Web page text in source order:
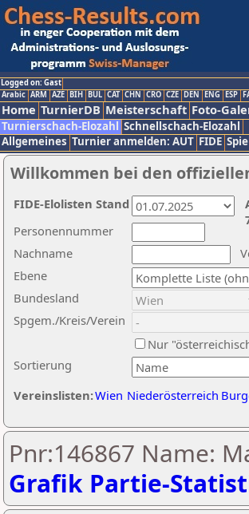
Logged on: Gast
Arabic ARM AZE BIH BUL CAT CHN CRO CZE DEN ENG ESP
Home TurnierDB Meisterschaft Foto-
Turnierschach-Elozahl Schnellschach-Elozahl
Allgemeines Turnier anmelden: AUT FIDE
Willkommen bei den
Nachname
Ebene
Sortierung
Personennummer
Bundesland
Spgem./Kreis/Verein
Nur
Vereinslisten:Wien Niederösterreich
FIDE-Elolisten Stand
Pnr:146867 Name:
Grafik Partie-